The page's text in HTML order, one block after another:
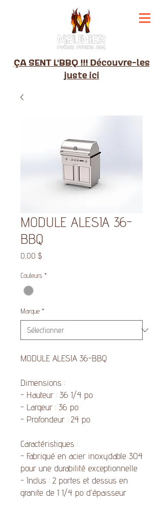
ÇA SENT L'BBQ !!! Découvre-les
juste ici
MODULE ALESIA 36-
BBQ
0,00 $
Couleurs *
Marque *
MODULE ALESIA 36-BBQ
Dimensions :
- Hauteur : 36 1/4 po
- Largeur : 36 po
- Profondeur : 24 po
Caractéristiques :
- Fabriqué en acier inoxydable 304
pour une durabilité exceptionnelle
- Inclus : 2 portes et dessus en
granite de 1 1/4 po d'épaisseur